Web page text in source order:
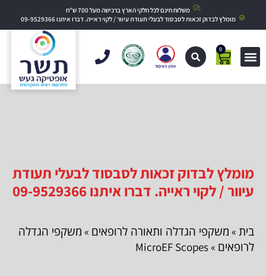
משלוח חינם לכל חלקי הארץ ברכישה מעל 700 ש"ח
מומלץ לבדוק זכאות לסבסוד לבעלי תעודת עיוור / לקוי ראייה. דברו איתנו 09-9529366
0
מומלץ לבדוק זכאות לסבסוד לבעלי תעודת
עיוור / לקוי ראייה. דברו איתנו 09-9529366
בית » משקפי הגדלה ותאורה לרופאים » משקפי הגדלה
לרופאים » MicroEF Scopes